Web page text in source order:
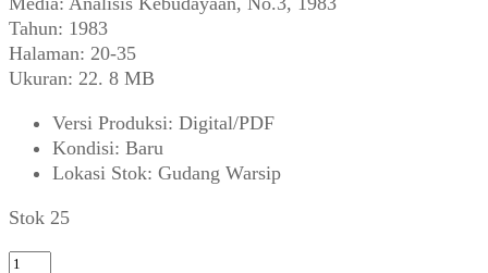
Tahun: 1983
Halaman: 20-35
Ukuran: 22. 8 MB
Versi Produksi: Digital/PDF
Kondisi: Baru
Lokasi Stok: Gudang Warsip
Stok 25
Kuantitas